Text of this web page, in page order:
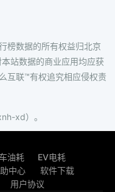
榜数据的所有权益归北京
站数据的商业应用均应获
互联™有权追究相应侵权责
xd）。
油耗
EV电耗
中心
软件下载
用户协议